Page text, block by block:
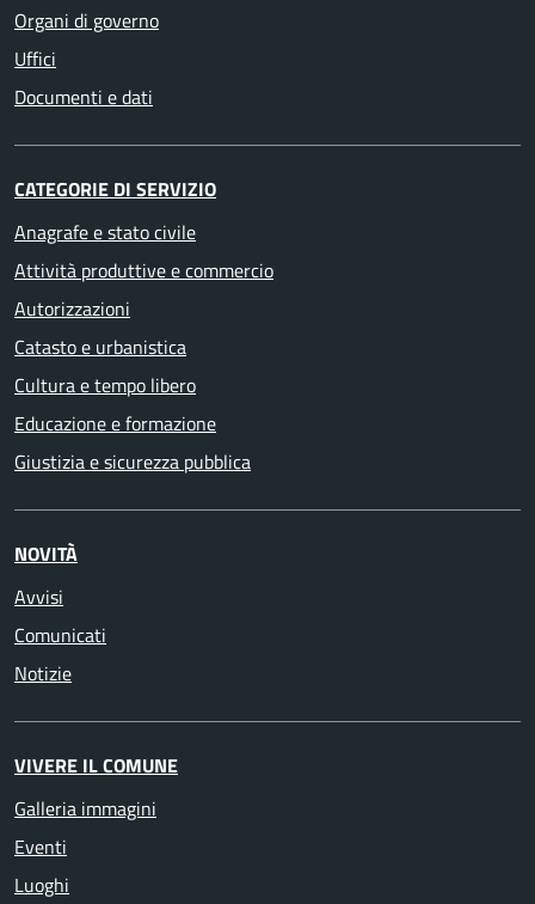
Organi di governo
Uffici
Documenti e dati
CATEGORIE DI SERVIZIO
Anagrafe e stato civile
Attività produttive e commercio
Autorizzazioni
Catasto e urbanistica
Cultura e tempo libero
Educazione e formazione
Giustizia e sicurezza pubblica
NOVITÀ
Avvisi
Comunicati
Notizie
VIVERE IL COMUNE
Galleria immagini
Eventi
Luoghi